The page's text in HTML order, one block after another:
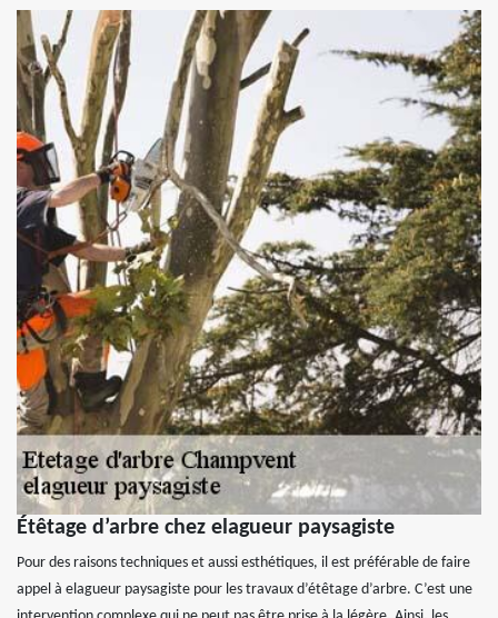
Étêtage d’arbre chez elagueur paysagiste
Pour des raisons techniques et aussi esthétiques, il est préférable de faire
appel à elagueur paysagiste pour les travaux d’étêtage d’arbre. C’est une